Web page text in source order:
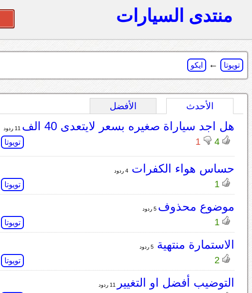
منتدى السيارات
تويوتا ← ايكو
الأحدث الأفضل
هل اجد سياراة صغيره بسعر لايتعدى 40 الف
4
1 تويوتا
حساس هواء الكفرات4 ردود
1 تويوتا
موضوع محذوف 5 ردود
1 تويوتا
الاستمارة منتهية5 ردود
2 تويوتا
التوضيب أفضل او التغيير